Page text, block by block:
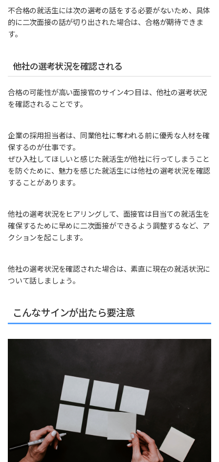
不合格の就活生には次の選考の話をする必要がないため、具体
的に二次面接の話が切り出された場合は、合格が期待できま
す。
他社の選考状況を確認される
合格の可能性が高い面接官のサイン4つ目は、他社の選考状況
を確認されることです。
企業の採用担当者は、同業他社に奪われる前に優秀な人材を確
保するのが仕事です。
ぜひ入社してほしいと感じた就活生が他社に行ってしまうこと
を防ぐために、魅力を感じた就活生には他社の選考状況を確認
することがあります。
他社の選考状況をヒアリングして、面接官は目当ての就活生を
確保するために早めに二次面接ができるよう調整するなど、ア
クションを起こします。
他社の選考状況を確認された場合は、素直に現在の就活状況に
ついて話しましょう。
こんなサインが出たら要注意